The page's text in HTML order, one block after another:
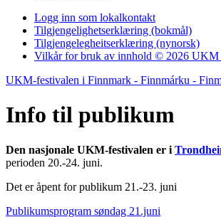
Logg inn som lokalkontakt
Tilgjengelighetserklæring (bokmål)
Tilgjengelegheitserklæring (nynorsk)
Vilkår for bruk av innhold © 2026 UKM
UKM-festivalen i Finnmark - Finnmárku -
Info til publikum
Den nasjonale UKM-festivalen er i
perioden 20.-24. juni.
Det er åpent for publikum 21.-23. juni
Publikumsprogram søndag 21.juni